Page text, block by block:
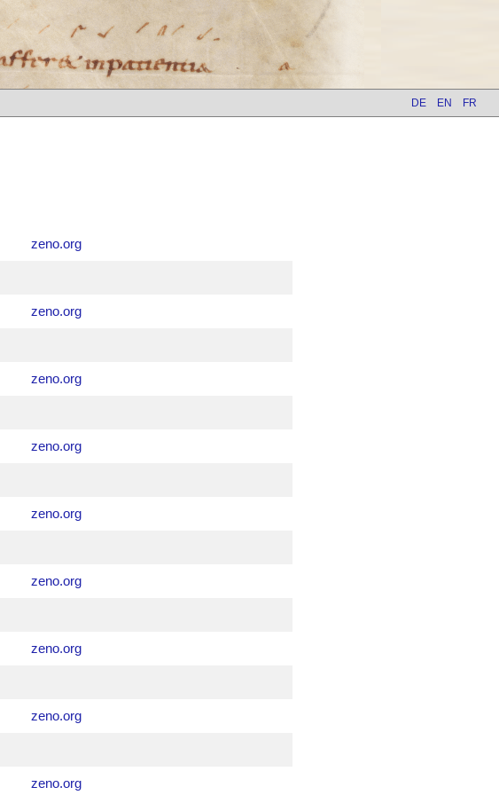
DE EN FR
zeno.org
zeno.org
zeno.org
zeno.org
zeno.org
zeno.org
zeno.org
zeno.org
zeno.org